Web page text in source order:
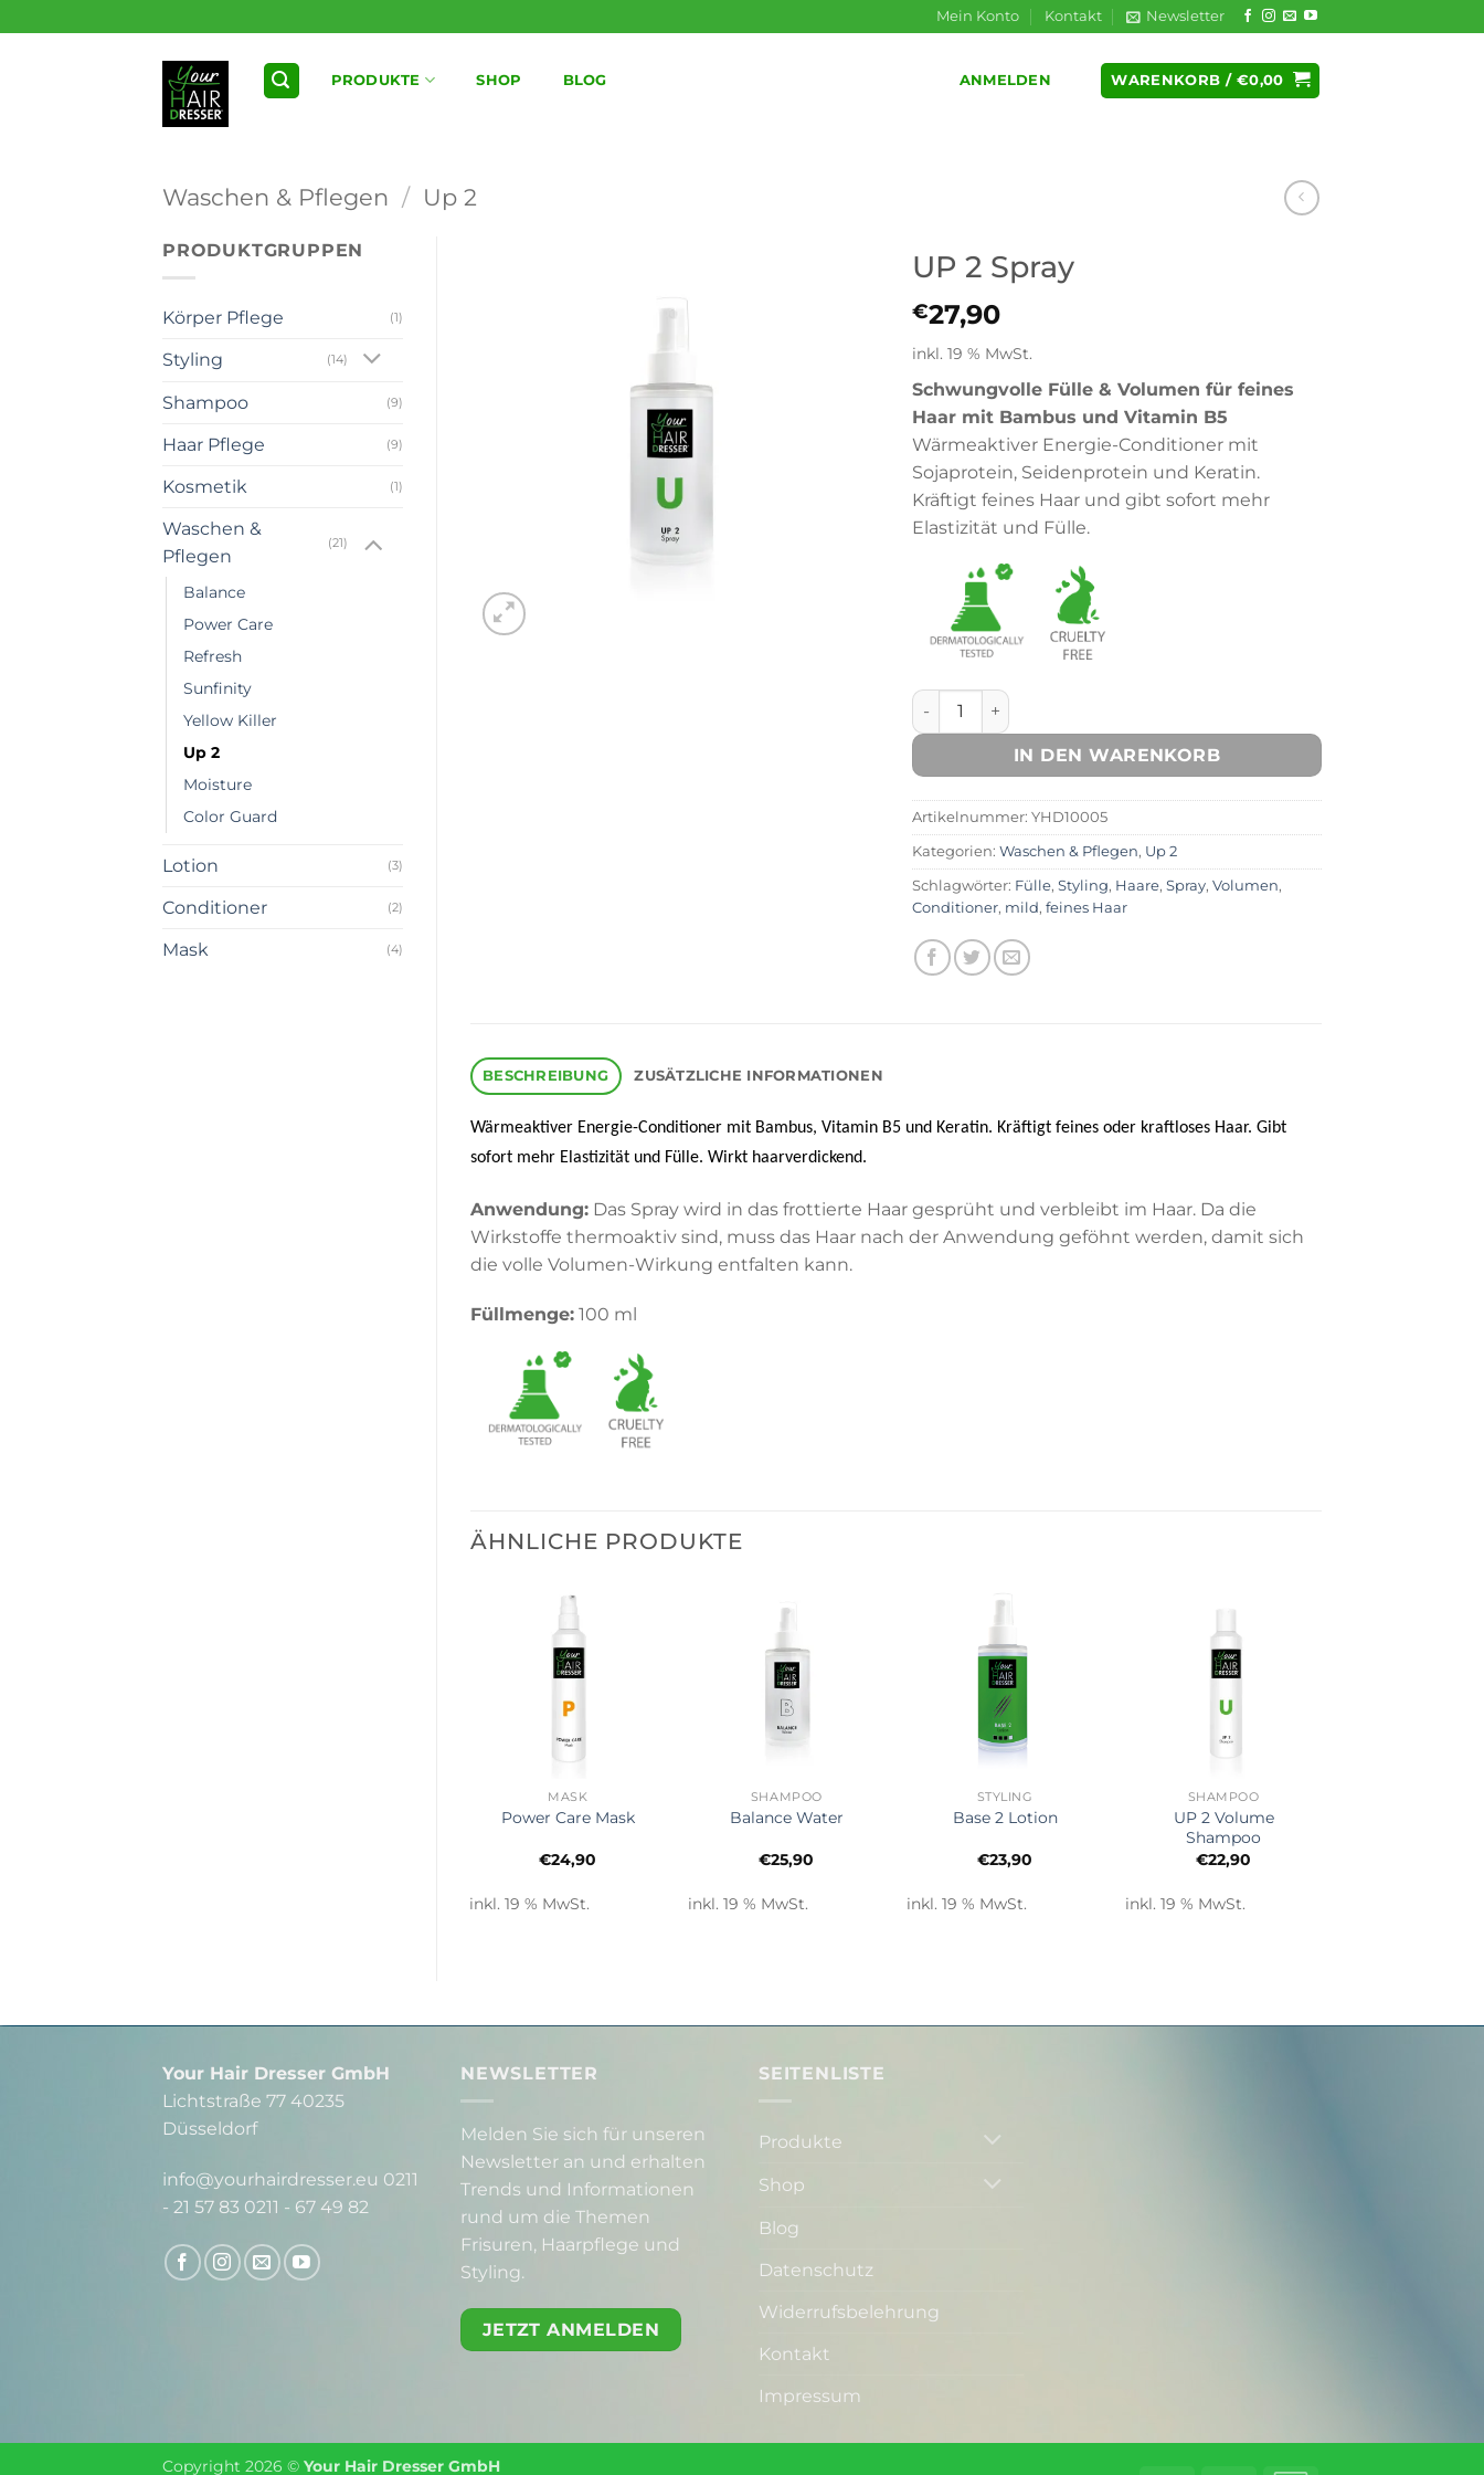
Inhalt
Mein Konto Kontakt Newsletter
PRODUKTE SHOP BLOG ANMELDEN WARENKORB / €0,00
Waschen & Pflegen / Up 2
PRODUKTGRUPPEN
Körper Pflege (1)
Styling (14)
Shampoo (9)
Haar Pflege (9)
Kosmetik (1)
Waschen &
Pflegen
(21)
Balance
Power Care
Refresh
Sunfinity
Yellow Killer
Up 2
Moisture
Color Guard
Lotion (3)
Conditioner (2)
Mask (4)
UP 2 Spray
€27,90
inkl. 19 % MwSt.
Schwungvolle Fülle & Volumen für feines
Haar mit Bambus und Vitamin B5
Wärmeaktiver Energie-Conditioner mit
Sojaprotein, Seidenprotein und Keratin.
Kräftigt feines Haar und gibt sofort mehr
Elastizität und Fülle.
UP 2 Spray Menge
IN DEN WARENKORB
Artikelnummer:YHD10005
Kategorien:Waschen & Pflegen, Up 2
Schlagwörter: Fülle,Styling, Haare,Spray,Volumen,
Conditioner, mild,feines Haar
BESCHREIBUNG ZUSÄTZLICHE INFORMATIONEN
Wärmeaktiver Energie-Conditioner mit Bambus, Vitamin B5 und Keratin. Kräftigt feines oder kraftloses Haar. Gibt
sofort mehr Elastizität und Fülle. Wirkt haarverdickend.
Anwendung:Das Spray wird in das frottierte Haar gesprüht und verbleibt im Haar. Da die
Wirkstoffe thermoaktiv sind, muss das Haar nach der Anwendung geföhnt werden, damit sich
die volle Volumen-Wirkung entfalten kann.
Füllmenge:100 ml
ÄHNLICHE PRODUKTE
MASK
Power Care Mask
€24,90
inkl. 19 % MwSt.
SHAMPOO
Balance Water
€25,90
inkl. 19 % MwSt.
STYLING
Base 2 Lotion
€23,90
inkl. 19 % MwSt.
SHAMPOO
UP 2 Volume
Shampoo
€22,90
inkl. 19 % MwSt.
Your Hair Dresser GmbH
Lichtstraße 77 40235
Düsseldorf
info@yourhairdresser.eu 0211
- 21 57 83 0211 - 67 49 82
NEWSLETTER
Melden Sie sich für unseren
Newsletter an und erhalten
Trends und Informationen
rund um die Themen
Frisuren, Haarpflege und
Styling.
JETZT ANMELDEN
SEITENLISTE
Produkte
Shop
Blog
Datenschutz
Widerrufsbelehrung
Kontakt
Impressum
Copyright 2026 © Your Hair Dresser GmbH